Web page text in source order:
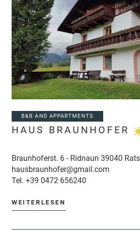
B&B AND APPARTMENTS
HAUS BRAUNHOFER
Braunhoferst. 6 - Ridnaun 39040
hausbraunhofer@gmail.com
Tel. +39 0472 656240
WEITERLESEN